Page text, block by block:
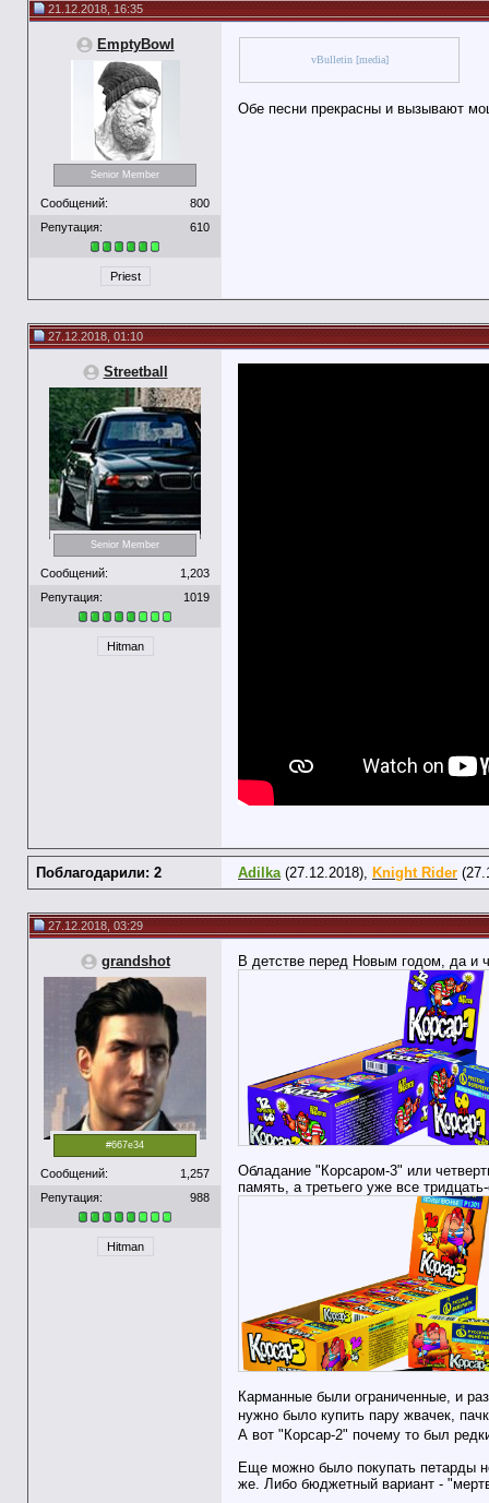
21.12.2018, 16:35
EmptyBowl
Senior Member
Сообщений:
800
Репутация:
610
Priest
vBulletin [media]
Обе песни прекрасны и вызывают
27.12.2018, 01:10
Streetball
Senior Member
Сообщений:
1,203
Репутация:
1019
Hitman
Поблагодарили: 2 Adilka(27.12.2018), Knight Rider
27.12.2018, 03:29
grandshot
#667e34
Сообщений:
1,257
Репутация:
988
Hitman
В детстве перед Новым годом, да и
Обладание "Корсаром-3" или
память, а третьего уже все
Карманные были ограниченные, и
нужно было купить пару жвачек,
А вот "Корсар-2" почему то был
Еще можно было покупать петарды
же. Либо бюджетный вариант -